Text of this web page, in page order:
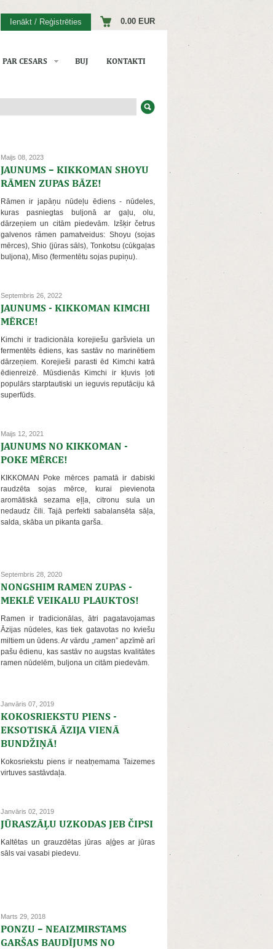
Ienākt / Reģistrēties 0.00 EUR
PAR CESARS BUJ KONTAKTI
Maijs 08, 2023
JAUNUMS – KIKKOMAN SHOYU
RĀMEN ZUPAS BĀZE!
Rāmen ir japāņu nūdeļu ēdiens - nūdeles,
kuras pasniegtas buljonā ar gaļu, olu,
dārzeņiem un citām piedevām. Izšķir četrus
galvenos rāmen pamatveidus: Shoyu (sojas
mērces), Shio (jūras sāls), Tonkotsu (cūkgaļas
buljona), Miso (fermentētu sojas pupiņu).
Septembris 26, 2022
JAUNUMS - KIKKOMAN KIMCHI
MĒRCE!
Kimchi ir tradicionāla korejiešu garšviela un
fermentēts ēdiens, kas sastāv no marinētiem
dārzeņiem. Korejieši parasti ēd Kimchi katrā
ēdienreizē. Mūsdienās Kimchi ir kļuvis ļoti
populārs starptautiski un ieguvis reputāciju kā
superfūds.
Maijs 12, 2021
JAUNUMS NO KIKKOMAN -
POKE MĒRCE!
KIKKOMAN Poke mērces pamatā ir dabiski
raudzēta sojas mērce, kurai pievienota
aromātiskā sezama eļļa, citronu sula un
nedaudz čili. Tajā perfekti sabalansēta sāļa,
salda, skāba un pikanta garša.
Septembris 28, 2020
NONGSHIM RAMEN ZUPAS -
MEKLĒ VEIKALU PLAUKTOS!
Ramen ir tradicionālas, ātri pagatavojamas
Āzijas nūdeles, kas tiek gatavotas no kviešu
miltiem un ūdens. Ar vārdu „ramen” apzīmē arī
pašu ēdienu, kas sastāv no augstas kvalitātes
ramen nūdelēm, buljona un citām piedevām.
Janvāris 07, 2019
KOKOSRIEKSTU PIENS -
EKSOTISKĀ ĀZIJA VIENĀ
BUNDŽIŅĀ!
Kokosriekstu piens ir neatņemama Taizemes
virtuves sastāvdaļa.
Janvāris 02, 2019
JŪRASZĀĻU UZKODAS JEB ČIPSI
Kaltētas un grauzdētas jūras aļģes ar jūras
sāls vai vasabi piedevu.
Marts 29, 2018
PONZU – NEAIZMIRSTAMS
GARŠAS BAUDĪJUMS NO